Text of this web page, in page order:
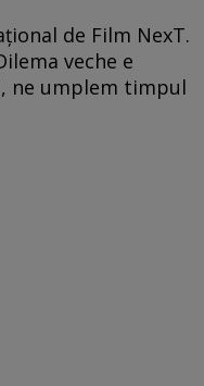
de Film NexT.
veche e
ne umplem timpul